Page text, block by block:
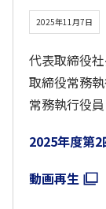
2025年11月7日
代表取締役
取締役常務
常務執行
2025年度第
動画再生